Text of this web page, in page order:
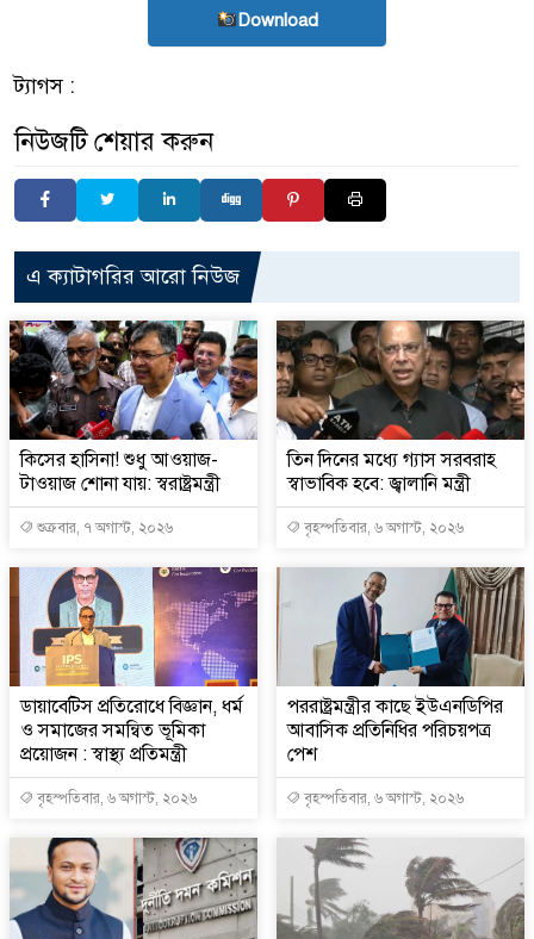
Download
ট্যাগস :
নিউজটি শেয়ার করুন
এ ক্যাটাগরির আরো নিউজ
কিসের হাসিনা! শুধু আওয়াজ-
টাওয়াজ শোনা যায়: স্বরাষ্ট্রমন্ত্রী
শুক্রবার, ৭ অগাস্ট, ২০২৬
তিন দিনের মধ্যে গ্যাস সরবরাহ
স্বাভাবিক হবে: জ্বালানি মন্ত্রী
বৃহস্পতিবার, ৬ অগাস্ট, ২০২৬
ডায়াবেটিস প্রতিরোধে বিজ্ঞান, ধর্ম
ও সমাজের সমন্বিত ভূমিকা
প্রয়োজন : স্বাস্থ্য প্রতিমন্ত্রী
বৃহস্পতিবার, ৬ অগাস্ট, ২০২৬
পররাষ্ট্রমন্ত্রীর কা‌ছে ইউএনডিপির
আবাসিক প্রতিনিধির পরিচয়পত্র
পেশ
বৃহস্পতিবার, ৬ অগাস্ট, ২০২৬